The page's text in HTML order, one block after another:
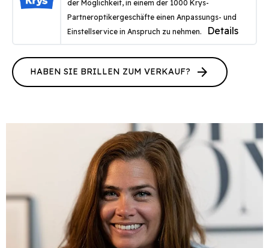
der Möglichkeit, in einem der 1000 Krys-
Partneroptikergeschäfte einen Anpassungs- und
Einstellservice in Anspruch zu nehmen.
Details
HABEN SIE BRILLEN ZUM VERKAUF? arrow_forward